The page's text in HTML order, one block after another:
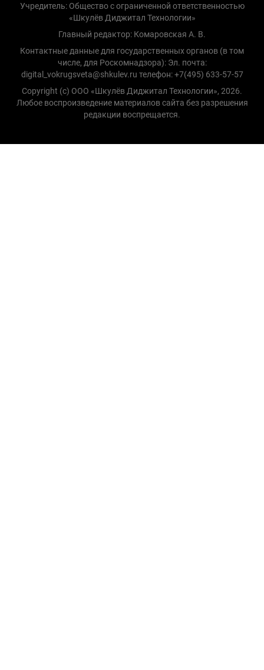
Учредитель: Общество с ограниченной ответственностью
«Шкулёв Диджитал Технологии»
Главный редактор: Комаровская А. В.
Контактные данные для государственных органов (в том
числе, для Роскомнадзора): Эл. почта:
digital_vokrugsveta@shkulev.ru телефон: +7(495) 633-57-57
Copyright (с) ООО «Шкулёв Диджитал Технологии», 2026.
Любое воспроизведение материалов сайта без разрешения
редакции воспрещается.